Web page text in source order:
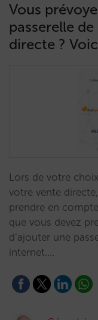
Vous
passerelle
directe ?
Lors de votre
votre vente
prendre en
que vous devez
d’ajouter une
internet.…